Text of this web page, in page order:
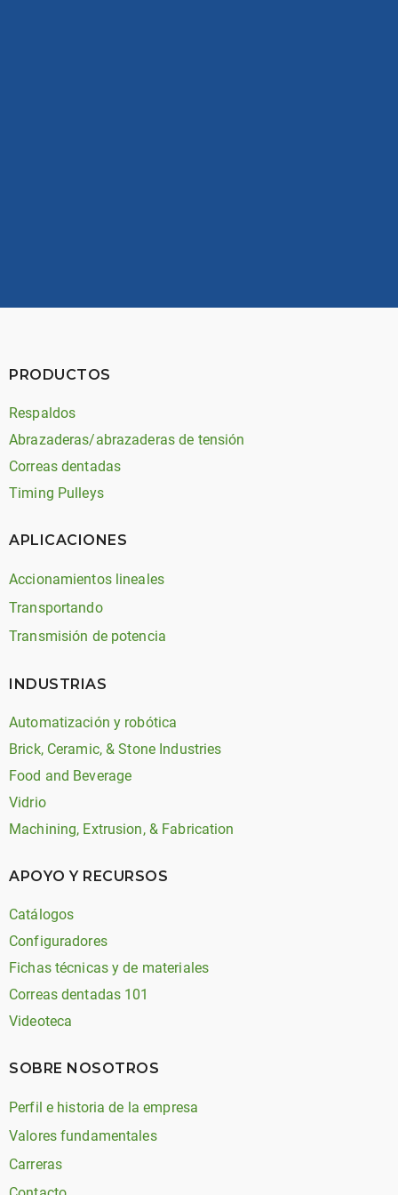
PRODUCTOS
Respaldos
Abrazaderas/abrazaderas de tensión
Correas dentadas
Timing Pulleys
APLICACIONES
Accionamientos lineales
Transportando
Transmisión de potencia
INDUSTRIAS
Automatización y robótica
Brick, Ceramic, & Stone Industries
Food and Beverage
Vidrio
Machining, Extrusion, & Fabrication
APOYO Y RECURSOS
Catálogos
Configuradores
Fichas técnicas y de materiales
Correas dentadas 101
Videoteca
SOBRE NOSOTROS
Perfil e historia de la empresa
Valores fundamentales
Carreras